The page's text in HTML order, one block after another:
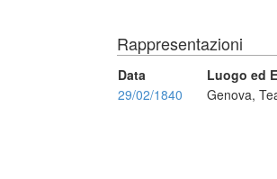
Rappresentazioni
Data
Luogo ed
29/02/1840
Genova,